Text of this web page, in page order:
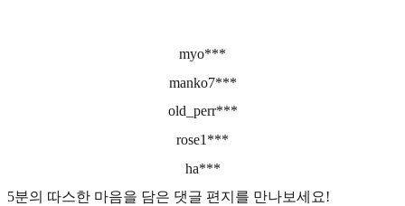
myo***
manko7***
old_perr***
rose1***
ha***
5분의 따스한 마음을 담은 댓글 편지를 만나보세요!